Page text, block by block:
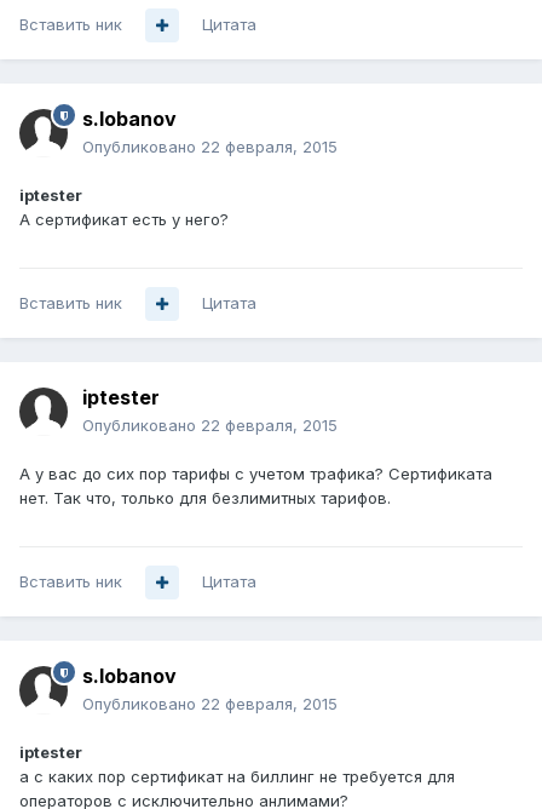
Вставить ник Цитата
s.lobanov
Опубликовано 22 февраля, 2015
iptester
А сертификат есть у него?
Вставить ник Цитата
iptester
Опубликовано 22 февраля, 2015
А у вас до сих пор тарифы с учетом трафика? Сертификата
нет. Так что, только для безлимитных тарифов.
Вставить ник Цитата
s.lobanov
Опубликовано 22 февраля, 2015
iptester
а с каких пор сертификат на биллинг не требуется для
операторов с исключительно анлимами?